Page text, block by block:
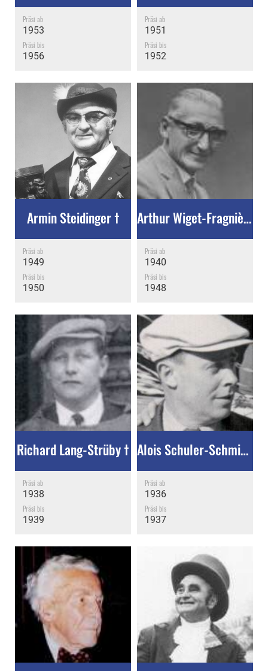
Präsi ab
1953
Präsi bis
1956
Präsi ab
1951
Präsi bis
1952
Armin Steidinger †
Präsi ab
1949
Präsi bis
1950
Arthur Wiget-Fragnière †
Präsi ab
1940
Präsi bis
1948
Richard Lang-Strüby †
Präsi ab
1938
Präsi bis
1939
Alois Schuler-Schmidig †
Präsi ab
1936
Präsi bis
1937